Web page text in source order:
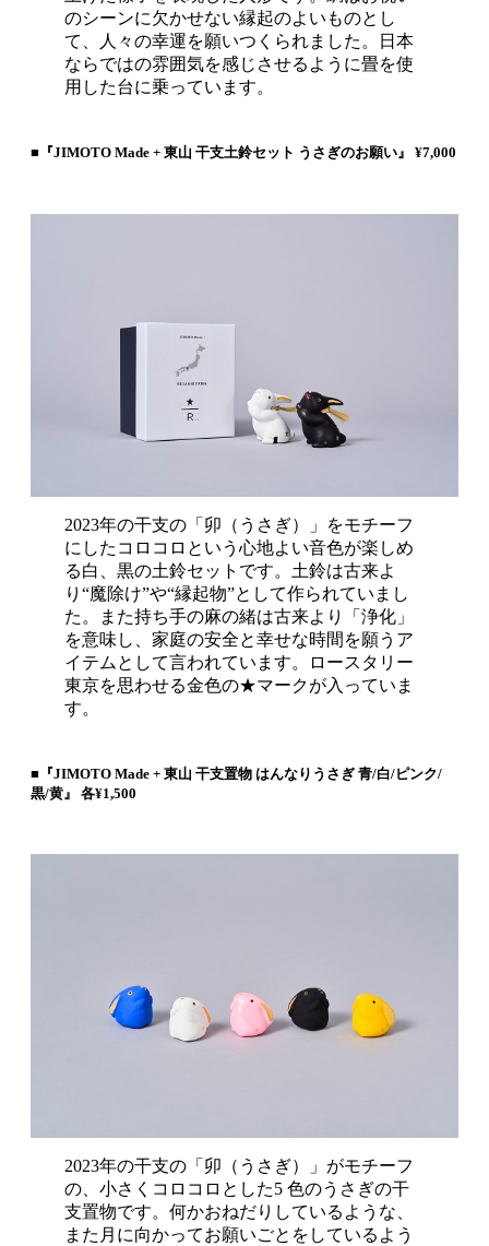
のシーンに欠かせない縁起のよいものとし
て、人々の幸運を願いつくられました。日本
ならではの雰囲気を感じさせるように畳を使
用した台に乗っています。
■『JIMOTO Made + 東山 干支土鈴セット うさぎのお願い』 ¥7,000
2023年の干支の「卯（うさぎ）」をモチーフ
にしたコロコロという心地よい音色が楽しめ
る白、黒の土鈴セットです。土鈴は古来よ
り“魔除け”や“縁起物”として作られていまし
た。また持ち手の麻の緒は古来より「浄化」
を意味し、家庭の安全と幸せな時間を願うア
イテムとして言われています。ロースタリー
東京を思わせる金色の★マークが入っていま
す。
■『JIMOTO Made + 東山 干支置物 はんなりうさぎ 青/白/ピンク/
黒/黄』 各¥1,500
2023年の干支の「卯（うさぎ）」がモチーフ
の、小さくコロコロとした5 色のうさぎの干
支置物です。何かおねだりしているような、
また月に向かってお願いごとをしているよう